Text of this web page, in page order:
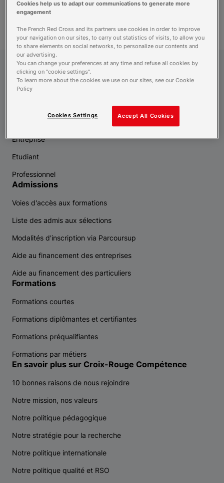
recherche
Croix-Rouge Compétence
Demandeur d'emploi
Entreprise
Etudiant
Professionnel
Admissions
Voies d'accès aux formations
Liste des admis aux sélections
Modalités d'inscription via Parcoursup
Aide au financement des entreprises
Aide au financement des particuliers
Formations
Formations courtes
Formations diplômantes et certifiantes
Formations préqualifiantes
Formations par métiers
En savoir plus sur Croix-Rouge Compétence
10 bonnes raisons de nous rejoindre
Notre mission, nos valeurs
Notre politique pédagogique
Notre stratégie pour la recherche
Notre politique internationale
Notre politique qualité et RSO
Cookies help us to adapt our communications to generate more
engagement
The French Red Cross and its partners use cookies in order to improve
your navigation on our sites, to carry out statistics of visits, to allow you
to share elements on social networks, to personalize our contents and
our advertising.
You can change your preferences at any time and refuse all cookies by
clicking on "cookie settings".
To learn more about the cookies we use on our sites, see our Cookie
Policy
Accept All Cookies
Cookies Settings